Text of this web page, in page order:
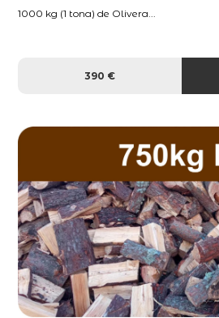
1000 kg (1 tona) de Olivera...
390 €